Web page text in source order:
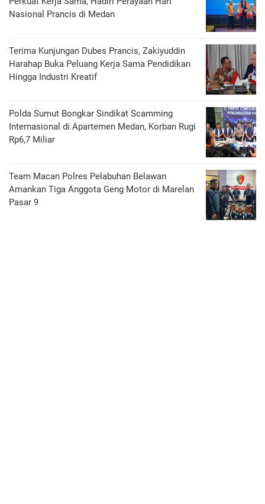
Nasional Prancis di Medan
Terima Kunjungan Dubes Prancis, Zakiyuddin
Harahap Buka Peluang Kerja Sama Pendidikan
Hingga Industri Kreatif
Polda Sumut Bongkar Sindikat Scamming
Internasional di Apartemen Medan, Korban Rugi
Rp6,7 Miliar
Team Macan Polres Pelabuhan Belawan
Amankan Tiga Anggota Geng Motor di Marelan
Pasar 9